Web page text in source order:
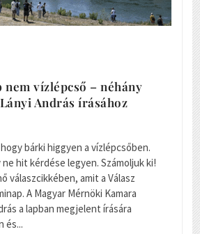
nem vízlépcső – néhány
András írásához
bárki higgyen a vízlépcsőben.
hit kérdése legyen. Számoljuk ki!
válaszcikkében, amit a Válasz
A Magyar Mérnöki Kamara
a lapban megjelent írására
és...